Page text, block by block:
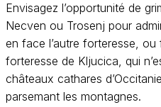
Envisagez l’opportunité de
Necven ou Trosenj pour
en face l’autre forteresse, ou
forteresse de Kljucica, qui
châteaux cathares
parsemant les montagnes.